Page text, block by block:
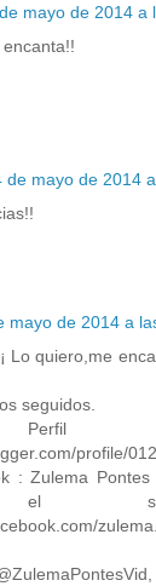
mayo de 2014 a
de mayo de 2014
mayo de 2014 a
Lo quiero,me
seguidos.
profile/
: Zulema